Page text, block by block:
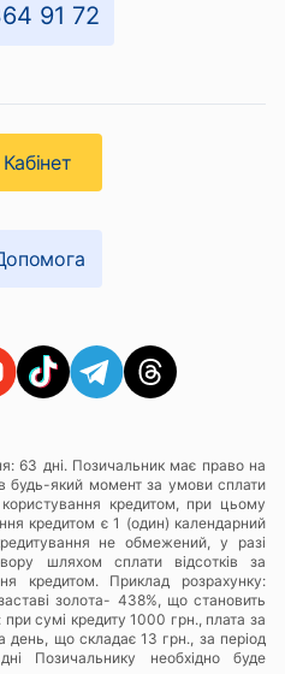
91 72
Кабінет
63 дні. Позичальник має право на
будь-який момент за умови сплати
кредитом, при цьому
кредитом є 1 (один) календарний
не обмежений, у разі
шляхом сплати відсотків за
кредитом. Приклад розрахунку:
золота- 438%, що становить
сумі кредиту 1000 грн., плата за
день, що складає 13 грн., за період
Позичальнику необхідно буде